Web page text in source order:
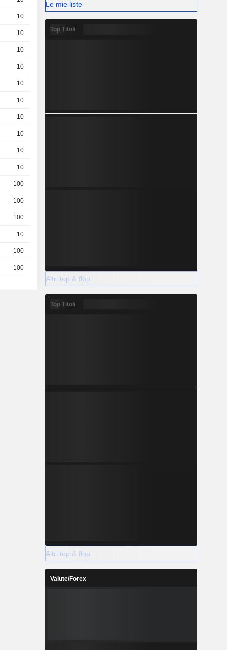
10
10 12.12 / 12.18
10
10
10
10
10
10
10
10
100
100
100
10
100
100
Le mie liste
Top Titoli
Altri top & flop
Top Titoli
Altri top & flop
Valute/Forex